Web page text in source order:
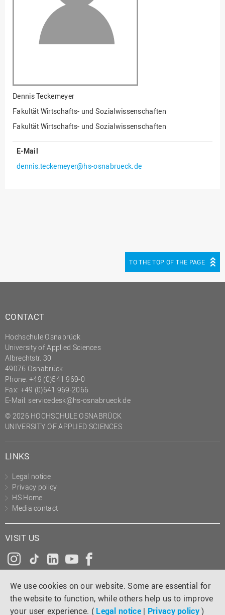
We use cookies on our website. Some are essential for
the website to function, while others help us to improve
your user experience. ( Legal notice | Privacy policy)
Fakultät Wirtschafts- und
Sozialwissenschaften
Finanzen
Gesellschaftliches
Hochschulplanung/-
strategie
Personalrat
Präsidialbüro
Professional School
Projekte des Präsidiums
Projektmanagement Office
(PMO)
Prozessmanagement
Recht
Studium und Lehre
Transfer- und
Innovationsmanagement
Dennis Teckemeyer
Fakultät Wirtschafts- und Sozialwissenschaften
Fakultät Wirtschafts- und Sozialwissenschaften
E-Mail
dennis.teckemeyer@hs-osnabrueck.de
TO THE TOP OF THE PAGE
CONTACT
Hochschule Osnabrück
University of Applied Sciences
Albrechtstr. 30
49076 Osnabrück
Phone: +49 (0)541 969-0
Fax: +49 (0)541 969-2066
E-Mail: servicedesk@hs-osnabrueck.de
© 2026 HOCHSCHULE OSNABRÜCK
UNIVERSITY OF APPLIED SCIENCES
LINKS
Legal notice
Privacy policy
HS Home
Media contact
VISIT US
Instagram
Tiktok
LinkedInYouTube